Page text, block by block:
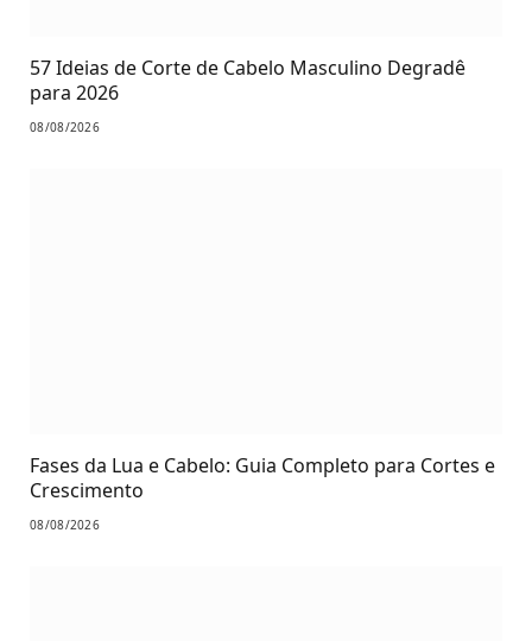
57 Ideias de Corte de Cabelo Masculino Degradê
para 2026
08/08/2026
Fases da Lua e Cabelo: Guia Completo para Cortes e
Crescimento
08/08/2026